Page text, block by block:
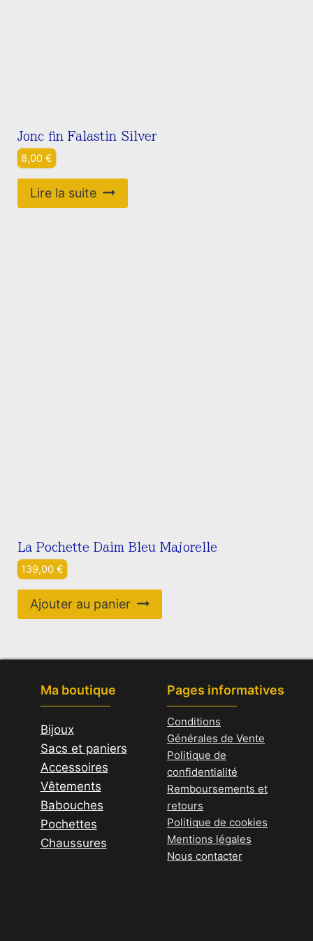
Jonc fin Falastin Silver
8,00 €
Lire la suite
La Pochette Daim Bleu Majorelle
139,00 €
Ajouter au panier
Ma boutique
Bijoux
Sacs et paniers
Accessoires
Vêtements
Babouches
Pochettes
Chaussures
Pages informatives
Conditions
Générales de Vente
Politique de
confidentialité
Remboursements et
retours
Politique de cookies
Mentions légales
Nous contacter